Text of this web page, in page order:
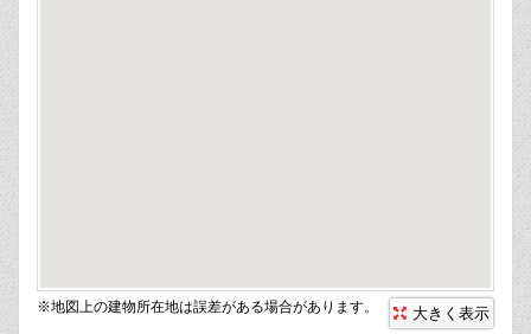
※地図上の建物所在地は誤差がある場合があります。 大きく表示